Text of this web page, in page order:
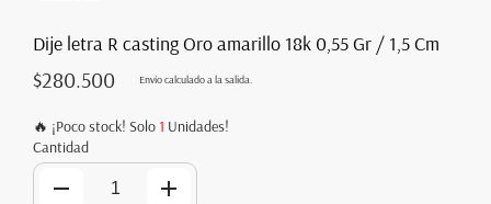
Dije letra R casting Oro amarillo 18k 0,55 Gr / 1,5 Cm
$280.500 Envíocalculado a la salida.
🔥 ¡Poco stock! Solo1 Unidades!
Cantidad